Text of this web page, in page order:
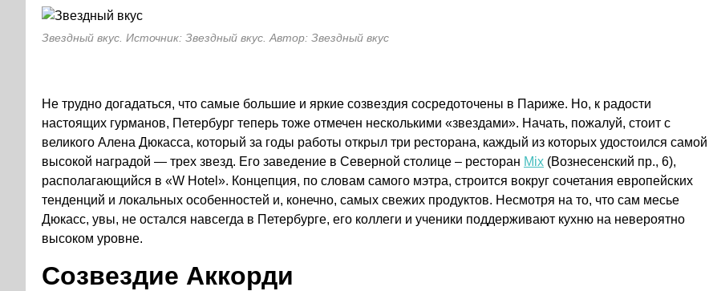
Звездный вкус. Источник: Звездный вкус. Автор: Звездный вкус
Не трудно догадаться, что самые большие и яркие созвездия сосредоточены в Париже. Но, к радости
настоящих гурманов, Петербург теперь тоже отмечен несколькими «звездами». Начать, пожалуй, стоит с
великого Алена Дюкасса, который за годы работы открыл три ресторана, каждый из которых удостоился самой
высокой наградой — трех звезд. Его заведение в Северной столице – ресторан Mix (Вознесенский пр., 6),
располагающийся в «W Hotel». Концепция, по словам самого мэтра, строится вокруг сочетания европейских
тенденций и локальных особенностей и, конечно, самых свежих продуктов. Несмотря на то, что сам месье
Дюкасс, увы, не остался навсегда в Петербурге, его коллеги и ученики поддерживают кухню на невероятно
высоком уровне.
Созвездие Аккорди